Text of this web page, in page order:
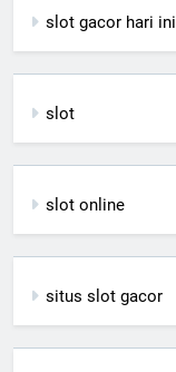
slot gacor hari ini
slot
slot online
situs slot gacor